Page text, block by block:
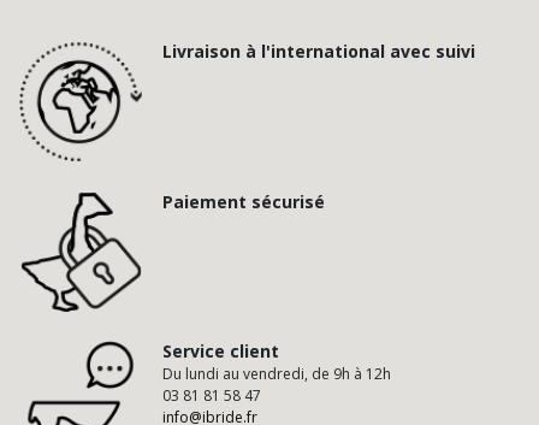
Livraison à l'international avec suivi
Paiement sécurisé
Service client
Du lundi au vendredi, de 9h à 12h
03 81 81 58 47
info@ibride.fr